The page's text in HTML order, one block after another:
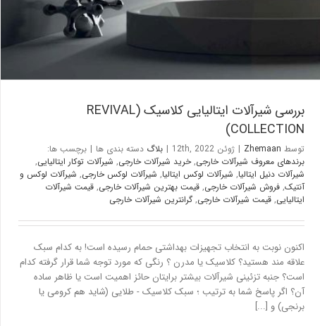
بررسی شیرآلات ایتالیایی کلاسیک (REVIVAL
COLLECTION)
توسط Zhemaan
| ژوئن 12th, 2022 | بلاگ دسته بندی ها | برچسب ها:
برندهای معروف شیرآلات خارجی,خرید شیرآلات خارجی, شیرآلات توکار ایتالیایی,
شیرآلات دنیل ایتالیا, شیرآلات لوکس ایتالیا, شیرآلات لوکس خارجی, شیرآلات لوکس و
آنتیک,فروش شیرآلات خارجی,قیمت بهترین شیرآلات خارجی,قیمت شیرآلات
ایتالیایی,قیمت شیرآلات خارجی,گرانترین شیرآلات خارجی
اکنون نوبت به انتخاب تجهیزات بهداشتی حمام رسیده است! به کدام سبک
علاقه مند هستید؟ کلاسیک یا مدرن ؟ رنگی که مورد توجه شما قرار گرفته کدام
است؟ جنبه تزئینی شیرآلات بیشتر برایتان حائز اهمیت است یا ظاهر ساده
آن؟ اگر پاسخ شما به ترتیب ؛ سبک کلاسیک - طلایی (شاید هم کرومی یا
برنجی) و [...]